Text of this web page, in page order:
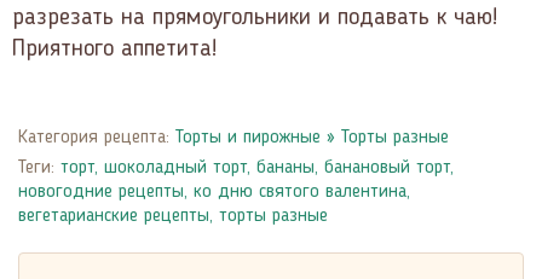
разрезать на прямоугольники и подавать к чаю!
Приятного аппетита!
Категория рецепта: Торты и пирожные » Торты разные
Теги: торт, шоколадный торт, бананы, банановый торт,
новогодние рецепты, ко дню святого валентина,
вегетарианские рецепты, торты разные